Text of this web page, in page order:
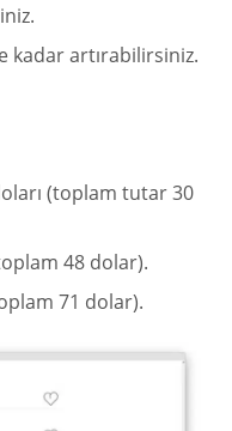
kadar artırabilirsiniz.
(toplam tutar 30
48 dolar).
71 dolar).